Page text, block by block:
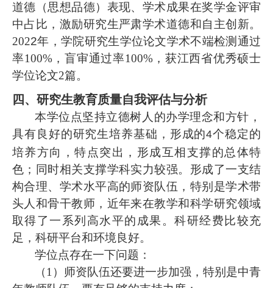
道德（思想品德）表现、学术成果在奖学金评审
中占比，激励研究生严肃学术道德和自主创新。
2022年，学院研究生学位论文学术不端检测通过
率100%，盲审通过率100%，获江西省优秀硕士
学位论文2篇。
四、研究生教育质量自我评估与分析
本学位点坚持立德树人的办学理念和方针，
具有良好的研究生培养基础，形成的4个稳定的
培养方向，特点突出，形成互相支撑的总体特
色；同时相关支撑学科实力较强。形成了一支结
构合理、学术水平高的师资队伍，特别是学术带
头人和骨干教师，近年来在教学和科学研究领域
取得了一系列高水平的成果。科研经费比较充
足，科研平台和环境良好。
学位点存在一下问题：
（1）师资队伍还要进一步加强，特别是中青